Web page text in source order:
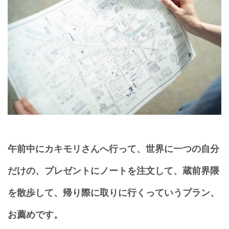
午前中にカキモリさんへ行って、世界に一つの自分
だけの、プレゼントにノートを注文して、蔵前界隈
を散歩して、帰り際に取りに行くっていうプラン、
お薦めです。